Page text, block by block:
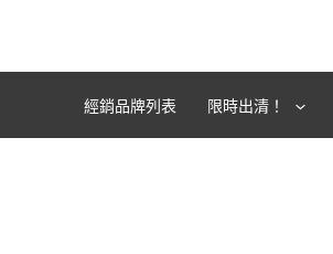
主
經銷品牌列表 限時出清！